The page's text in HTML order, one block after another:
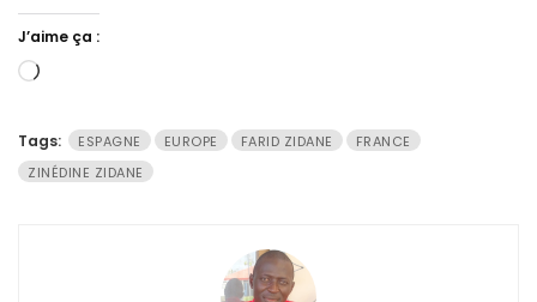
J’aime ça :
Chargement…
Tags: ESPAGNE EUROPE FARID ZIDANE
FRANCE
ZINÉDINE ZIDANE